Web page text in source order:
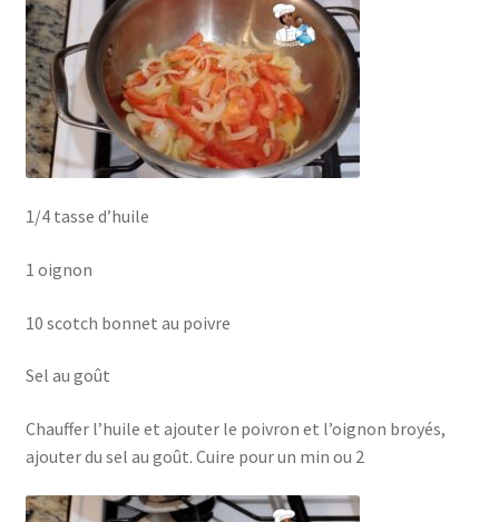
1/4 tasse d’huile
1 oignon
10 scotch bonnet au poivre
Sel au goût
Chauffer l’huile et ajouter le poivron et l’oignon broyés,
ajouter du sel au goût. Cuire pour un min ou 2